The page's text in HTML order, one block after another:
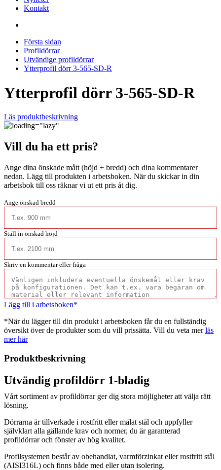
Kontakt
Första sidan
Profildörrar
Utvändige profildörrar
Ytterprofil dörr 3-565-SD-R
Ytterprofil dörr 3-565-SD-R
Läs produktbeskrivning
Vill du ha ett pris?
Ange dina önskade mått (höjd + bredd) och dina kommentarer
nedan. Lägg till produkten i arbetsboken. När du skickar in din
arbetsbok till oss räknar vi ut ett pris åt dig.
Ange önskad bredd
Ställ in önskad höjd
Skriv en kommentar eller fråga
Lägg till i arbetsboken*
*När du lägger till din produkt i arbetsboken får du en fullständig
översikt över de produkter som du vill prissätta. Vill du veta merläs
mer här
Produktbeskrivning
Utvändig profildörr 1-bladig
Vårt sortiment av profildörrar ger dig stora möjligheter att välja rätt
lösning.
Dörrarna är tillverkade i rostfritt eller målat stål och uppfyller
självklart alla gällande krav och normer, du är garanterad
profildörrar och fönster av hög kvalitet.
Profilsystemen består av obehandlat, varmförzinkat eller rostfritt stål
(AISI316L) och finns både med eller utan isolering.